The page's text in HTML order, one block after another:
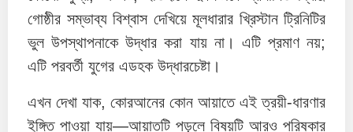
গোষ্ঠীর সম্ভাব্য বিশ্বাস দেখিয়ে মূলধারার খ্রিস্টান ট্রিনিটির
ভুল উপস্থাপনাকে উদ্ধার করা যায় না। এটি প্রমাণ নয়;
এটি পরবর্তী যুগের এডহক উদ্ধারচেষ্টা।
এখন দেখা যাক, কোরআনের কোন আয়াতে এই ত্রয়ী-ধারণার
ইঙ্গিত পাওয়া যায়—আয়াতটি পড়লে বিষয়টি আরও পরিষ্কার